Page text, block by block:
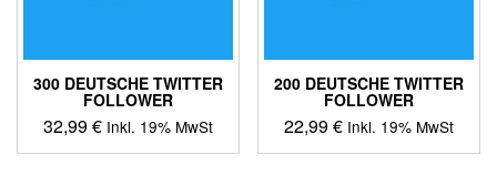
300 DEUTSCHE TWITTER
FOLLOWER
32,99€ Inkl. 19% MwSt
200 DEUTSCHE TWITTER
FOLLOWER
22,99€ Inkl. 19% MwSt